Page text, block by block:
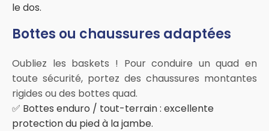
le dos.
Bottes ou chaussures adaptées
Oubliez les baskets ! Pour conduire un quad en
toute sécurité, portez des chaussures montantes
rigides ou des bottes quad.
✅ Bottes enduro / tout-terrain : excellente
protection du pied à la jambe.